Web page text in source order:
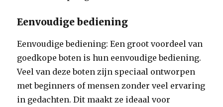
Eenvoudige bediening
Eenvoudige bediening: Een groot voordeel van
goedkope boten is hun eenvoudige bediening.
Veel van deze boten zijn speciaal ontworpen
met beginners of mensen zonder veel ervaring
in gedachten. Dit maakt ze ideaal voor